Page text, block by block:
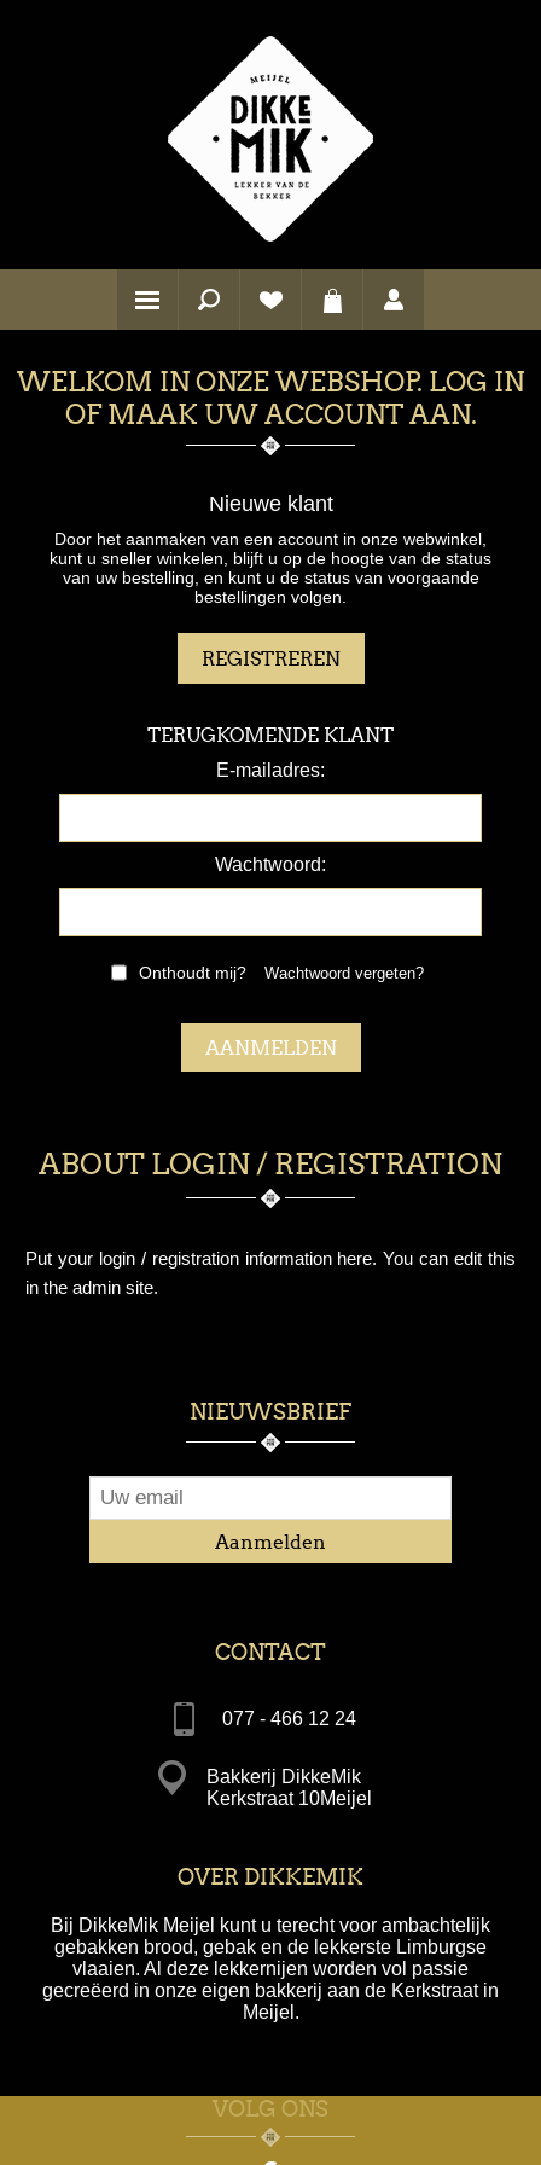
WELKOM IN ONZE WEBSHOP. LOG IN
OF MAAK UW ACCOUNT AAN.
Nieuwe klant
Door het aanmaken van een account in onze webwinkel,
kunt u sneller winkelen, blijft u op de hoogte van de status
van uw bestelling, en kunt u de status van voorgaande
bestellingen volgen.
TERUGKOMENDE KLANT
E-mailadres:
Wachtwoord:
Onthoudt mij? Wachtwoord vergeten?
ABOUT LOGIN / REGISTRATION
Put your login / registration information here. You can edit this
in the admin site.
NIEUWSBRIEF
CONTACT
077 - 466 12 24
Bakkerij DikkeMik
Kerkstraat 10Meijel
OVER DIKKEMIK
Bij DikkeMik Meijel kunt u terecht voor ambachtelijk
gebakken brood, gebak en de lekkerste Limburgse
vlaaien. Al deze lekkernijen worden vol passie
gecreëerd in onze eigen bakkerij aan de Kerkstraat in
Meijel.
VOLG ONS